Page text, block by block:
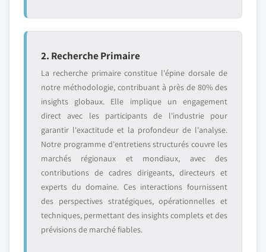
2. Recherche Primaire
La recherche primaire constitue l'épine dorsale de
notre méthodologie, contribuant à près de 80% des
insights globaux. Elle implique un engagement
direct avec les participants de l'industrie pour
garantir l'exactitude et la profondeur de l'analyse.
Notre programme d'entretiens structurés couvre les
marchés régionaux et mondiaux, avec des
contributions de cadres dirigeants, directeurs et
experts du domaine. Ces interactions fournissent
des perspectives stratégiques, opérationnelles et
techniques, permettant des insights complets et des
prévisions de marché fiables.